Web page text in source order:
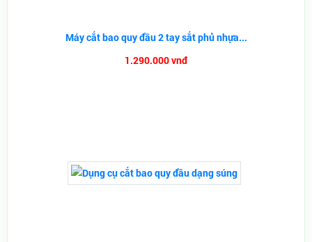
Máy cắt bao quy đầu 2 tay sắt phủ nhựa...
1.290.000 vnđ